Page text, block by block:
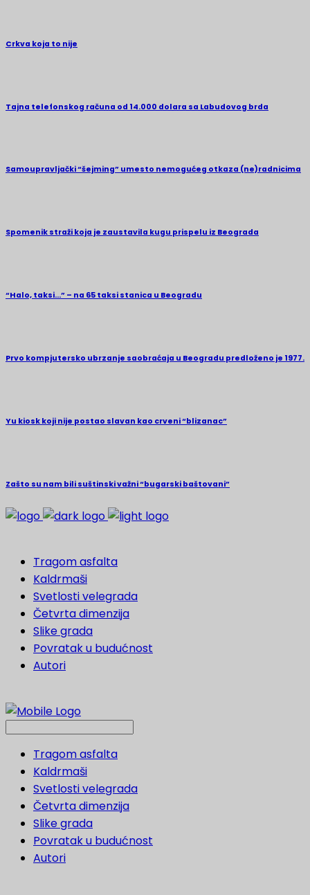
Crkva koja to nije
Tajna telefonskog računa od 14.000 dolara sa Labudovog brda
Samoupravljački “šejming” umesto nemogućeg otkaza (ne)radnicima
Spomenik straži koja je zaustavila kugu prispelu iz Beograda
“Halo, taksi…” – na 65 taksi stanica u Beogradu
Prvo kompjutersko ubrzanje saobraćaja u Beogradu predloženo je 1977.
Yu kiosk koji nije postao slavan kao crveni “blizanac”
Zašto su nam bili suštinski važni “bugarski baštovani”
Tragom asfalta
Kaldrmaši
Svetlosti velegrada
Četvrta dimenzija
Slike grada
Povratak u budućnost
Autori
Tragom asfalta
Kaldrmaši
Svetlosti velegrada
Četvrta dimenzija
Slike grada
Povratak u budućnost
Autori